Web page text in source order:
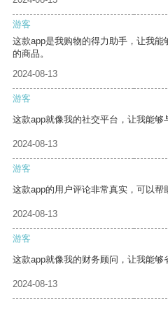
游客
这款app是我购物的得力助手，让我
的商品。
2024-08-13
游客
这款app就像我的社交平台，让我能够
2024-08-13
游客
这款app的用户评论非常真实，可以帮
2024-08-13
游客
这款app就像我的财务顾问，让我能够
2024-08-13